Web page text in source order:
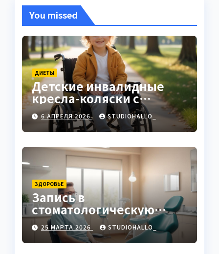
You missed
ДИЕТЫ
Детские инвалидные
кресла-коляски с
ручным приводом
6 АПРЕЛЯ 2026 STUDIOHALLO_
ЗДОРОВЬЕ
Запись в
стоматологическую
клинику
25 МАРТА 2026 STUDIOHALLO_